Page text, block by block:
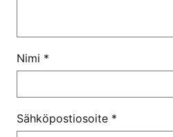
Nimi *
Sähköpostiosoite *